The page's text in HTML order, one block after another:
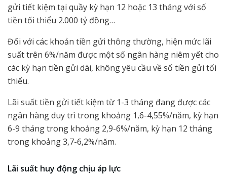
gửi tiết kiệm tại quầy kỳ hạn 12 hoặc 13 tháng với số
tiền tối thiểu 2.000 tỷ đồng…
Đối với các khoản tiền gửi thông thường, hiện mức lãi
suất trên 6%/năm được một số ngân hàng niêm yết cho
các kỳ hạn tiền gửi dài, không yêu cầu về số tiền gửi tối
thiểu.
Lãi suất tiền gửi tiết kiệm từ 1-3 tháng đang được các
ngân hàng duy trì trong khoảng 1,6-4,55%/năm, kỳ hạn
6-9 tháng trong khoảng 2,9-6%/năm, kỳ hạn 12 tháng
trong khoảng 3,7-6,2%/năm.
Lãi suất huy động chịu áp lực